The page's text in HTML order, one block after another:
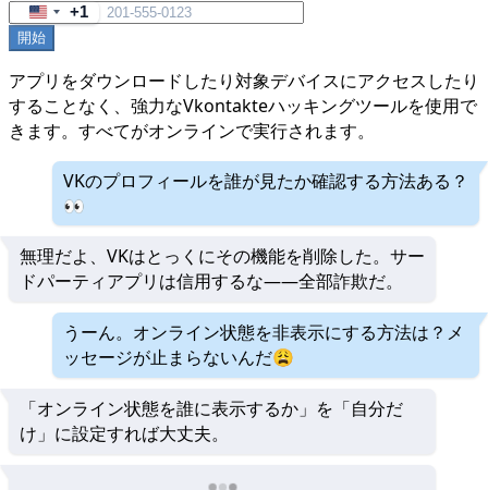
United
States
+1
開始
アプリをダウンロードしたり対象デバイスにアクセスしたり
することなく、強力なVkontakteハッキングツールを使用で
きます。すべてがオンラインで実行されます。
VKのプロフィールを誰が見たか確認する方法ある？
👀
無理だよ、VKはとっくにその機能を削除した。サー
ドパーティアプリは信用するな——全部詐欺だ。
うーん。オンライン状態を非表示にする方法は？メ
ッセージが止まらないんだ😩
「オンライン状態を誰に表示するか」を「自分だ
け」に設定すれば大丈夫。